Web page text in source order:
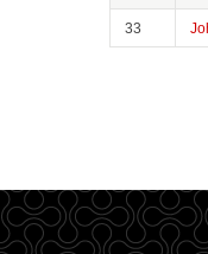
33